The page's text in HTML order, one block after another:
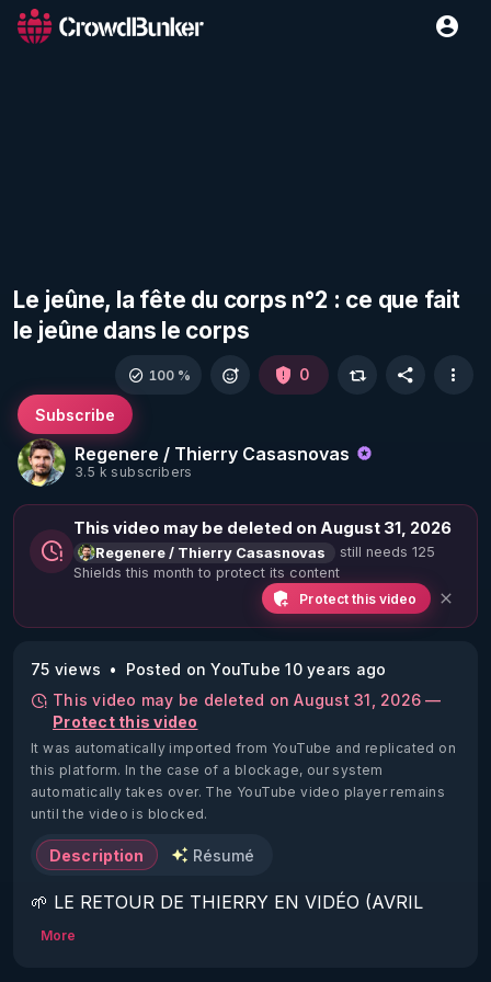
Le jeûne, la fête du corps n°2 : ce que fait
le jeûne dans le corps
Regenere / Thierry Casasnovas
3.5 k subscribers
Subscribe
100 % 0
This video may be deleted on August 31, 2026
Regenere / Thierry Casasnovas
still needs 125
Shields this month to protect its content
Protect this video
75 views
Posted on YouTube 10 years ago
This video may be deleted on August 31, 2026 —
Protect this video
It was automatically imported from YouTube and replicated on
this platform. In the case of a blockage, our system
automatically takes over. The YouTube video player remains
until the video is blocked.
Description Résumé
🌱 LE RETOUR DE THIERRY EN VIDÉO (AVRIL
2022)!
More